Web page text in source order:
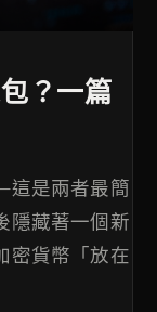
？一篇
是兩者最簡
隱藏著一個新
密貨幣「放在